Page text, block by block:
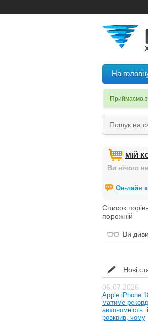
На
Приймаємо
МІЙ
Ви нічого
Он-лайн
Список
порожній
Ви
Нові
06.07.2026
Apple iPhone
матиме
автономність:
розкрив, чому